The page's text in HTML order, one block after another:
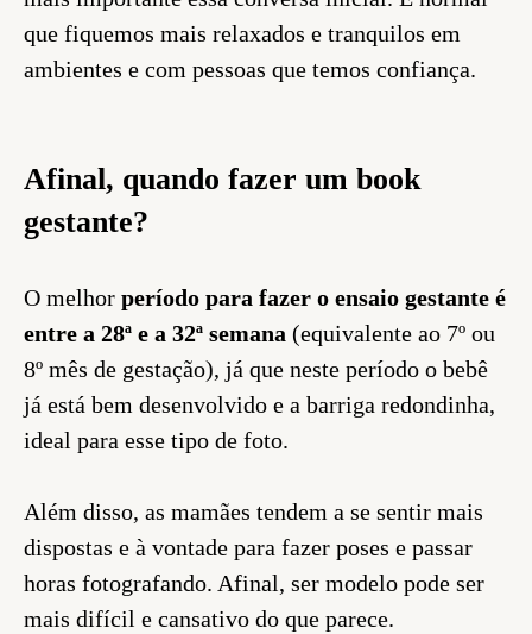
que fiquemos mais relaxados e tranquilos em
ambientes e com pessoas que temos confiança.
Afinal, quando fazer um book
gestante?
O melhor período para fazer o ensaio gestante é
entre a 28ª e a 32ª semana (equivalente ao 7º ou
8º mês de gestação), já que neste período o bebê
já está bem desenvolvido e a barriga redondinha,
ideal para esse tipo de foto.
Além disso, as mamães tendem a se sentir mais
dispostas e à vontade para fazer poses e passar
horas fotografando. Afinal, ser modelo pode ser
mais difícil e cansativo do que parece.